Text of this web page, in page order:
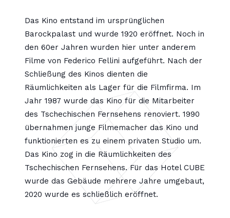
Das Kino entstand im ursprünglichen
Barockpalast und wurde 1920 eröffnet. Noch in
den 60er Jahren wurden hier unter anderem
Filme von Federico Fellini aufgeführt. Nach der
Schließung des Kinos dienten die
Räumlichkeiten als Lager für die Filmfirma. Im
Jahr 1987 wurde das Kino für die Mitarbeiter
des Tschechischen Fernsehens renoviert. 1990
übernahmen junge Filmemacher das Kino und
funktionierten es zu einem privaten Studio um.
Das Kino zog in die Räumlichkeiten des
Tschechischen Fernsehens. Für das Hotel CUBE
wurde das Gebäude mehrere Jahre umgebaut,
2020 wurde es schließlich eröffnet.